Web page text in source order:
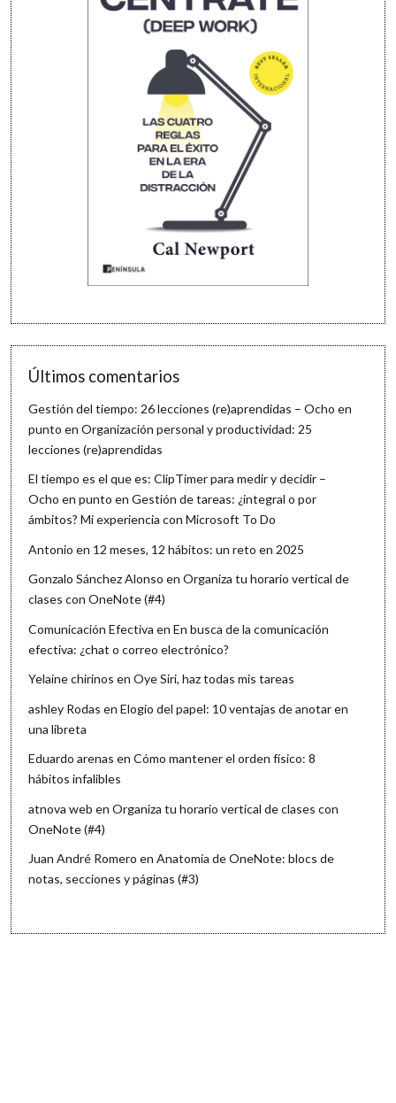
Últimos comentarios
Gestión del tiempo: 26 lecciones (re)aprendidas – Ocho en
punto enOrganización personal y productividad: 25
lecciones (re)aprendidas
El tiempo es el que es: ClipTimer para medir y decidir –
Ocho en punto enGestión de tareas: ¿integral o por
ámbitos? Mi experiencia con Microsoft To Do
Antonio en 12 meses, 12 hábitos: un reto en 2025
Gonzalo Sánchez Alonso enOrganiza tu horario vertical de
clases con OneNote (#4)
Comunicación Efectiva enEn busca de la comunicación
efectiva: ¿chat o correo electrónico?
Yelaine chirinos enOye Siri, haz todas mis tareas
ashley Rodas enElogio del papel: 10 ventajas de anotar en
una libreta
Eduardo arenas enCómo mantener el orden físico: 8
hábitos infalibles
atnova web enOrganiza tu horario vertical de clases con
OneNote (#4)
Juan André Romero enAnatomía de OneNote: blocs de
notas, secciones y páginas (#3)